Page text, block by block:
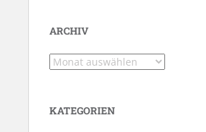
ARCHIV
Archiv
KATEGORIEN